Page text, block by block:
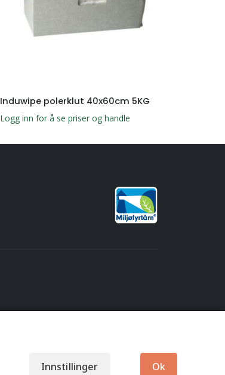
Induwipe polerklut 40x60cm 5KG
Logg inn for å se priser og handle
Innstillinger Ok